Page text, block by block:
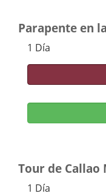
Parapente en
1 Día
Tour de
1 Día